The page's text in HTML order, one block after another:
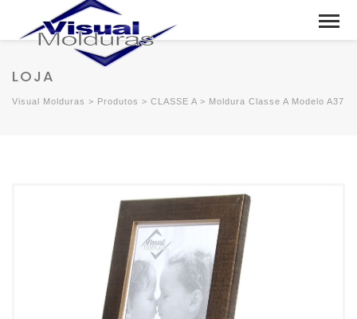
LOJA
Visual Molduras > Produtos > CLASSE A > Moldura Classe A Modelo A37